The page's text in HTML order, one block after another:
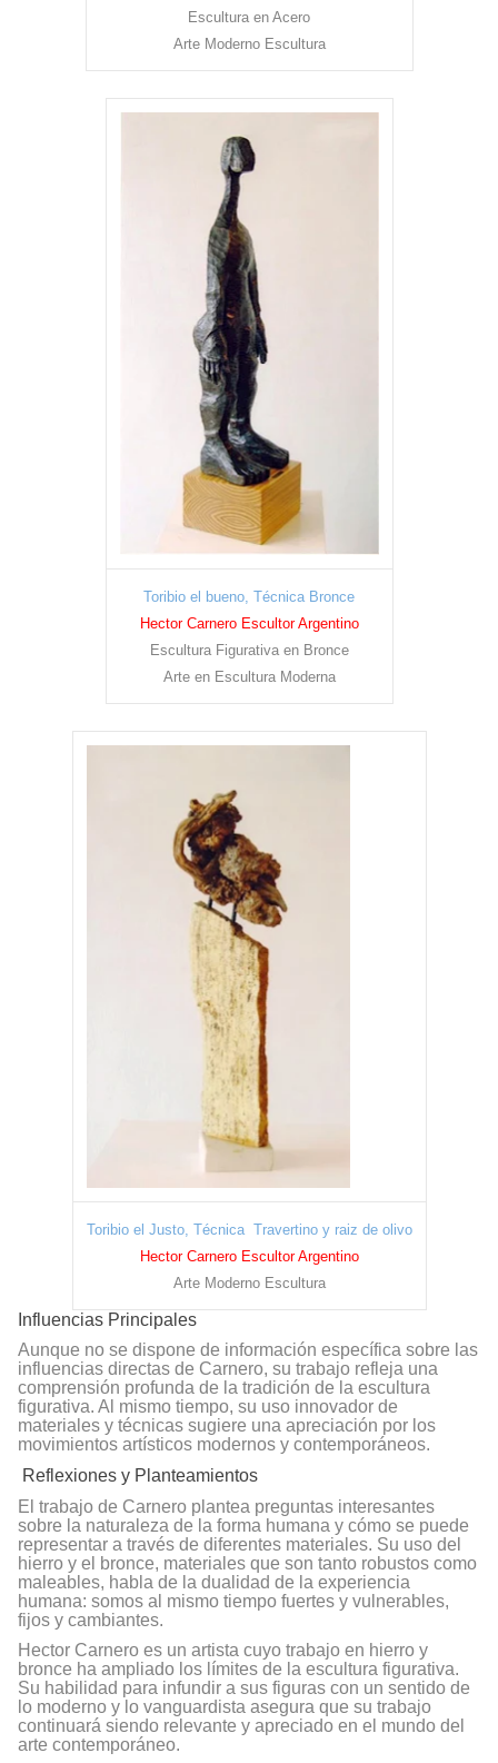
Escultura en Acero
Arte Moderno Escultura
Toribio el bueno, Técnica Bronce
Hector Carnero Escultor Argentino
Escultura Figurativa en Bronce
Arte en Escultura Moderna
Toribio el Justo, Técnica Travertino y raiz de olivo
Hector Carnero Escultor Argentino
Arte Moderno Escultura
Influencias Principales
Aunque no se dispone de información específica sobre las
influencias directas de Carnero, su trabajo refleja una
comprensión profunda de la tradición de la escultura
figurativa. Al mismo tiempo, su uso innovador de
materiales y técnicas sugiere una apreciación por los
movimientos artísticos modernos y contemporáneos.
Reflexiones y Planteamientos
El trabajo de Carnero plantea preguntas interesantes
sobre la naturaleza de la forma humana y cómo se puede
representar a través de diferentes materiales. Su uso del
hierro y el bronce, materiales que son tanto robustos como
maleables, habla de la dualidad de la experiencia
humana: somos al mismo tiempo fuertes y vulnerables,
fijos y cambiantes.
Hector Carnero es un artista cuyo trabajo en hierro y
bronce ha ampliado los límites de la escultura figurativa.
Su habilidad para infundir a sus figuras con un sentido de
lo moderno y lo vanguardista asegura que su trabajo
continuará siendo relevante y apreciado en el mundo del
arte contemporáneo.